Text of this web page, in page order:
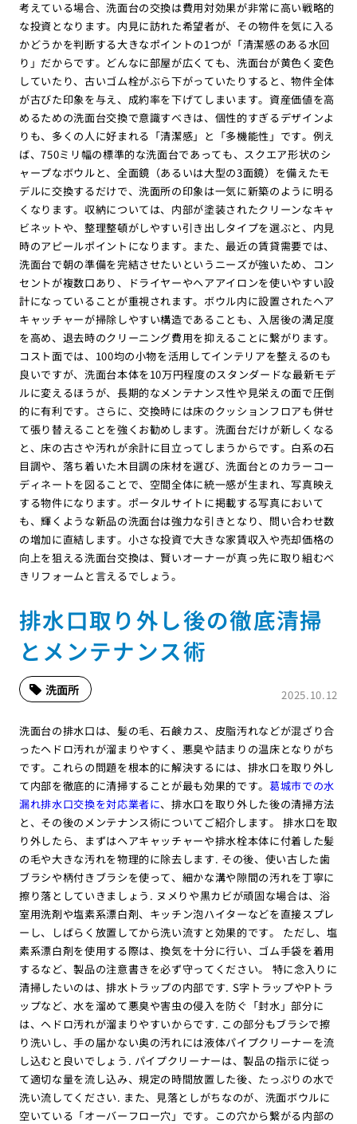
考えている場合、洗面台の交換は費用対効果が非常に高い戦略的
な投資となります。内見に訪れた希望者が、その物件を気に入る
かどうかを判断する大きなポイントの1つが「清潔感のある水回
り」だからです。どんなに部屋が広くても、洗面台が黄色く変色
していたり、古いゴム栓がぶら下がっていたりすると、物件全体
が古びた印象を与え、成約率を下げてしまいます。資産価値を高
めるための洗面台交換で意識すべきは、個性的すぎるデザインよ
りも、多くの人に好まれる「清潔感」と「多機能性」です。例え
ば、750ミリ幅の標準的な洗面台であっても、スクエア形状のシ
ャープなボウルと、全面鏡（あるいは大型の3面鏡）を備えたモ
デルに交換するだけで、洗面所の印象は一気に新築のように明る
くなります。収納については、内部が塗装されたクリーンなキャ
ビネットや、整理整頓がしやすい引き出しタイプを選ぶと、内見
時のアピールポイントになります。また、最近の賃貸需要では、
洗面台で朝の準備を完結させたいというニーズが強いため、コン
セントが複数口あり、ドライヤーやヘアアイロンを使いやすい設
計になっていることが重視されます。ボウル内に設置されたヘア
キャッチャーが掃除しやすい構造であることも、入居後の満足度
を高め、退去時のクリーニング費用を抑えることに繋がります。
コスト面では、100均の小物を活用してインテリアを整えるのも
良いですが、洗面台本体を10万円程度のスタンダードな最新モデ
ルに変えるほうが、長期的なメンテナンス性や見栄えの面で圧倒
的に有利です。さらに、交換時には床のクッションフロアも併せ
て張り替えることを強くお勧めします。洗面台だけが新しくなる
と、床の古さや汚れが余計に目立ってしまうからです。白系の石
目調や、落ち着いた木目調の床材を選び、洗面台とのカラーコー
ディネートを図ることで、空間全体に統一感が生まれ、写真映え
する物件になります。ポータルサイトに掲載する写真において
も、輝くような新品の洗面台は強力な引きとなり、問い合わせ数
の増加に直結します。小さな投資で大きな家賃収入や売却価格の
向上を狙える洗面台交換は、賢いオーナーが真っ先に取り組むべ
きリフォームと言えるでしょう。
排水口取り外し後の徹底清掃
とメンテナンス術
2025.10.12
洗面所
洗面台の排水口は、髪の毛、石鹸カス、皮脂汚れなどが混ざり合
ったヘドロ汚れが溜まりやすく、悪臭や詰まりの温床となりがち
です。これらの問題を根本的に解決するには、排水口を取り外し
て内部を徹底的に清掃することが最も効果的です。葛城市での水
漏れ排水口交換を対応業者に、排水口を取り外した後の清掃方法
と、その後のメンテナンス術についてご紹介します。 排水口を取
り外したら、まずはヘアキャッチャーや排水栓本体に付着した髪
の毛や大きな汚れを物理的に除去します. その後、使い古した歯
ブラシや柄付きブラシを使って、細かな溝や隙間の汚れを丁寧に
擦り落としていきましょう. ヌメりや黒カビが頑固な場合は、浴
室用洗剤や塩素系漂白剤、キッチン泡ハイターなどを直接スプレ
ーし、しばらく放置してから洗い流すと効果的です。 ただし、塩
素系漂白剤を使用する際は、換気を十分に行い、ゴム手袋を着用
するなど、製品の注意書きを必ず守ってください。 特に念入りに
清掃したいのは、排水トラップの内部です. S字トラップやPトラ
ップなど、水を溜めて悪臭や害虫の侵入を防ぐ「封水」部分に
は、ヘドロ汚れが溜まりやすいからです. この部分もブラシで擦
り洗いし、手の届かない奥の汚れには液体パイプクリーナーを流
し込むと良いでしょう. パイプクリーナーは、製品の指示に従っ
て適切な量を流し込み、規定の時間放置した後、たっぷりの水で
洗い流してください. また、見落としがちなのが、洗面ボウルに
空いている「オーバーフロー穴」です。この穴から繋がる内部の